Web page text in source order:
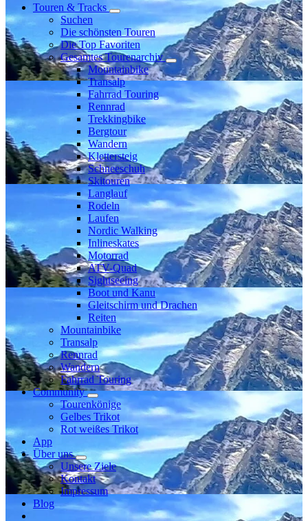
Touren & Tracks
Suchen
Die schönsten Touren
Die Top Favoriten
Gesamtes Tourenarchiv
Mountainbike
Transalp
Fahrrad Touring
Rennrad
Trekkingbike
Bergtour
Wandern
Klettersteig
Schneeschuh
Skitouren
Langlauf
Rodeln
Laufen
Nordic Walking
Inlineskates
Motorrad
ATV-Quad
Sightseeing
Boot und Kanu
Gleitschirm und Drachen
Reiten
Mountainbike
Transalp
Rennrad
Wandern
Fahrrad Touring
Community
Tourenkönige
Gelbes Trikot
Rot weißes Trikot
App
Über uns
Unsere Ziele
Kontakt
Impressum
Blog